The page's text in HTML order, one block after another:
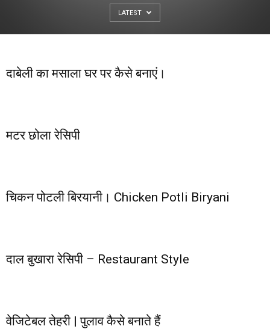
LATEST
दाबेली का मसाला घर पर कैसे बनाएं।
मटर छोला रेसिपी
चिकन पोटली बिरयानी। Chicken Potli Biryani
दाल बुखारा रेसिपी – Restaurant Style
वेजिटेबल तेहरी | पुलाव कैसे बनाते हैं